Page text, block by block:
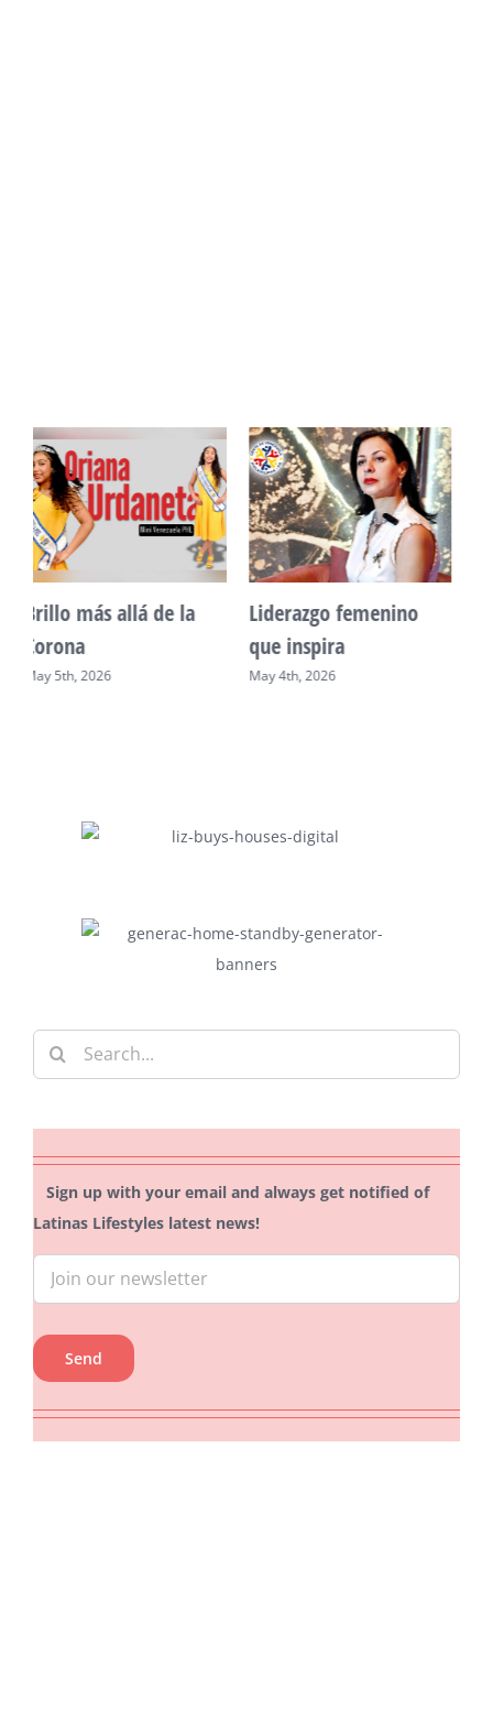
Unidad, cultura y
desarrollo comunitario
May 2nd, 2026
Sueño venezolano en
Philadelphia
May 7th, 2026
Search
for:
Sign up with your email and always get notified of
Latinas Lifestyles latest news!